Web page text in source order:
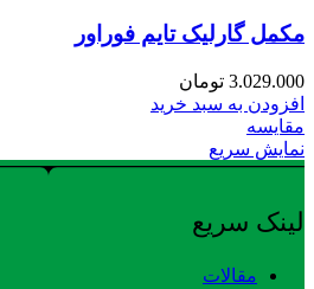
مکمل گارلیک تایم فوراور
3.029.000 تومان
افزودن به سبد خرید
مقایسه
نمایش سریع
لینک سریع
مقالات